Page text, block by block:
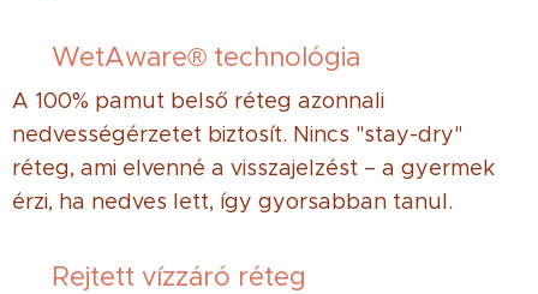
✔ WetAware® technológia
A 100% pamut belső réteg azonnali
nedvességérzetet biztosít. Nincs "stay-dry"
réteg, ami elvenné a visszajelzést – a gyermek
érzi, ha nedves lett, így gyorsabban tanul.
✔ Rejtett vízzáró réteg